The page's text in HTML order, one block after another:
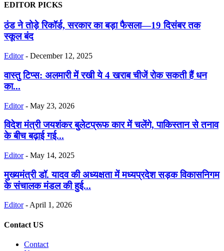
EDITOR PICKS
ठंड ने तोड़े रिकॉर्ड, सरकार का बड़ा फैसला—19 दिसंबर तक
स्कूल बंद
Editor - December 12, 2025
वास्तु टिप्स: अलमारी में रखी ये 4 खराब चीजें रोक सकती हैं धन
का...
Editor - May 23, 2026
विदेश मंत्री जयशंकर बुलेटप्रूफ कार में चलेंगे, पाकिस्तान से तनाव
के बीच बढ़ाई गई...
Editor - May 14, 2025
मुख्यमंत्री डॉ. यादव की अध्यक्षता में मध्यप्रदेश सड़क विकास‍निगम
के संचालक मंडल की हुई...
Editor -April 1, 2026
Contact US
Contact